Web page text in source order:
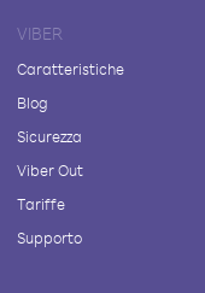
VIBER
Caratteristiche
Blog
Sicurezza
Viber Out
Tariffe
Supporto